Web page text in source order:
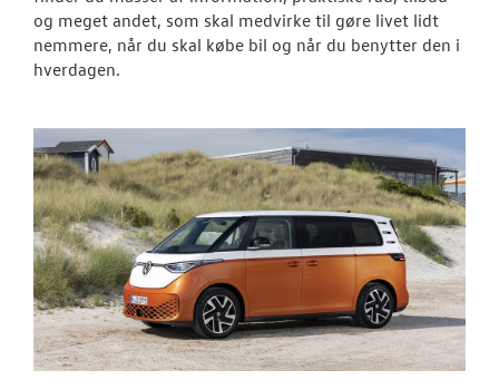
og meget andet, som skal medvirke til gøre livet lidt
nemmere, når du skal købe bil og når du benytter den i
hverdagen.